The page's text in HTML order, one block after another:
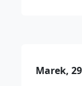
Marek,